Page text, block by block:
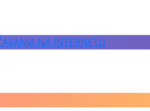
NA INTERNETU